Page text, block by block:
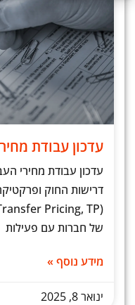
עדכון עבודת
דרישות החוק
של חברות עם פעילות
מידע נוסף »
ינואר 8, 2025